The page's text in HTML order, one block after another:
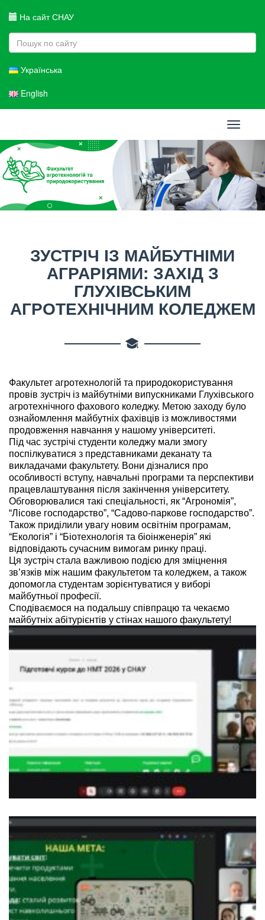
На сайт СНАУ
Українська
English
Toggle
ЗУСТРІЧ ІЗ МАЙБУТНІМИ
АГРАРІЯМИ: ЗАХІД З
ГЛУХІВСЬКИМ
АГРОТЕХНІЧНИМ КОЛЕДЖЕМ
Факультет агротехнологій та природокористування
провів зустріч із майбутніми випускниками Глухівського
агротехнічного фахового коледжу. Метою заходу було
ознайомлення майбутніх фахівців із можливостями
продовження навчання у нашому університеті.
Під час зустрічі студенти коледжу мали змогу
поспілкуватися з представниками деканату та
викладачами факультету. Вони дізналися про
особливості вступу, навчальні програми та перспективи
працевлаштування після закінчення університету.
Обговорювалися такі спеціальності, як “Агрономія”,
“Лісове господарство”, “Садово-паркове господарство”.
Також приділили увагу новим освітнім програмам,
“Екологія” і “Біотехнологія та біоінженерія” які
відповідають сучасним вимогам ринку праці.
Ця зустріч стала важливою подією для зміцнення
зв’язків між нашим факультетом та коледжем, а також
допомогла студентам зорієнтуватися у виборі
майбутньої професії.
Сподіваємося на подальшу співпрацю та чекаємо
майбутніх абітурієнтів у стінах нашого факультету!